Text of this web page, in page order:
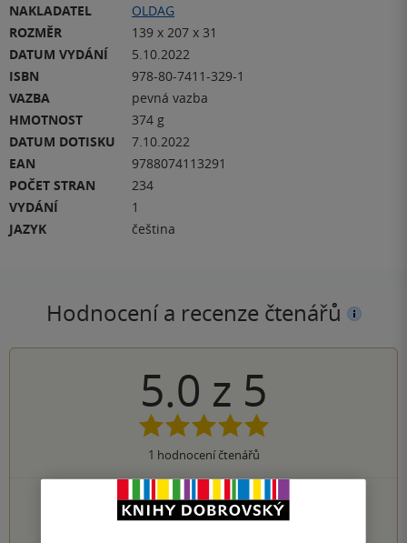
NAKLADATEL
OLDAG
ROZMĚR
139 x 207 x 31
DATUM VYDÁNÍ
5.10.2022
ISBN
978-80-7411-329-1
VAZBA
pevná vazba
HMOTNOST
374 g
DATUM DOTISKU
7.10.2022
EAN
9788074113291
POČET STRAN
234
VYDÁNÍ
1
JAZYK
čeština
Hodnocení a recenze čtenářů
5.0 z 5
1 hodnocení čtenářů
1×
5 hvězdiček
0×
4 hvězdičky